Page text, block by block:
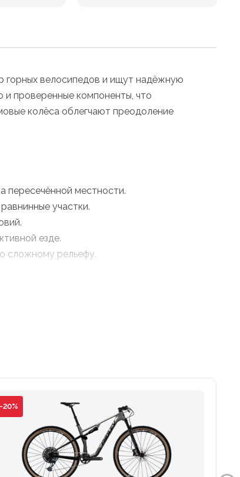
горных велосипедов и ищут надёжную
проверенные компоненты, что
колёса облегчают преодоление
пересечённой местности.
участки.
езде.
сложному рельефу.
-20%